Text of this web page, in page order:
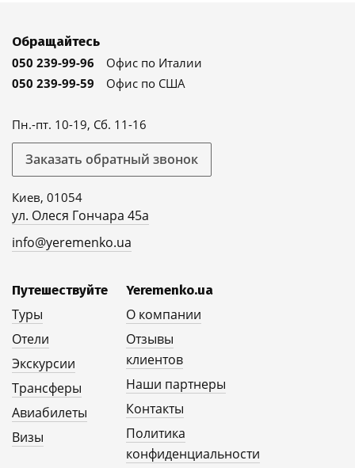
Обращайтесь
050 239-99-96
Офис по Италии
050 239-99-59
Офис по США
Пн.-пт. 10-19, Сб. 11-16
Заказать обратный звонок
Киев, 01054
ул. Олеся Гончара 45а
info@yeremenko.ua
Путешествуйте
Туры
Отели
Экскурсии
Трансферы
Авиабилеты
Визы
Yeremenko.ua
О компании
Отзывы
клиентов
Наши партнеры
Контакты
Политика
конфиденциальности